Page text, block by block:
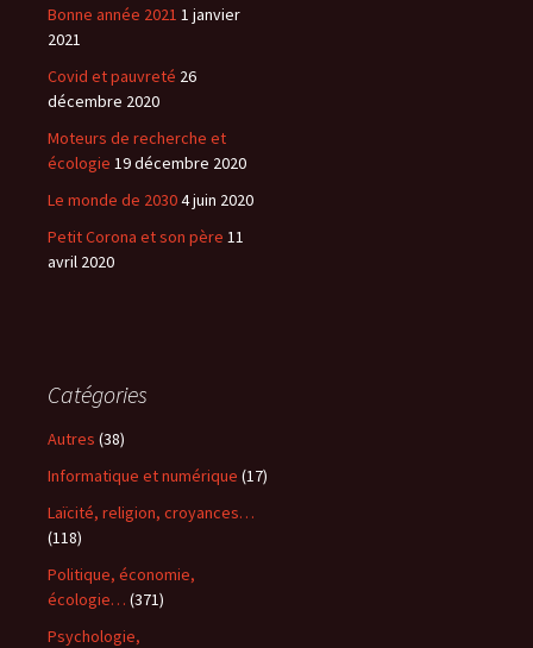
Bonne année 2021 1 janvier
2021
Covid et pauvreté 26
décembre 2020
Moteurs de recherche et
écologie 19 décembre 2020
Le monde de 20304 juin 2020
Petit Corona et son père 11
avril 2020
Catégories
Autres (38)
Informatique et numérique (17)
Laïcité, religion, croyances…
(118)
Politique, économie,
écologie… (371)
Psychologie,